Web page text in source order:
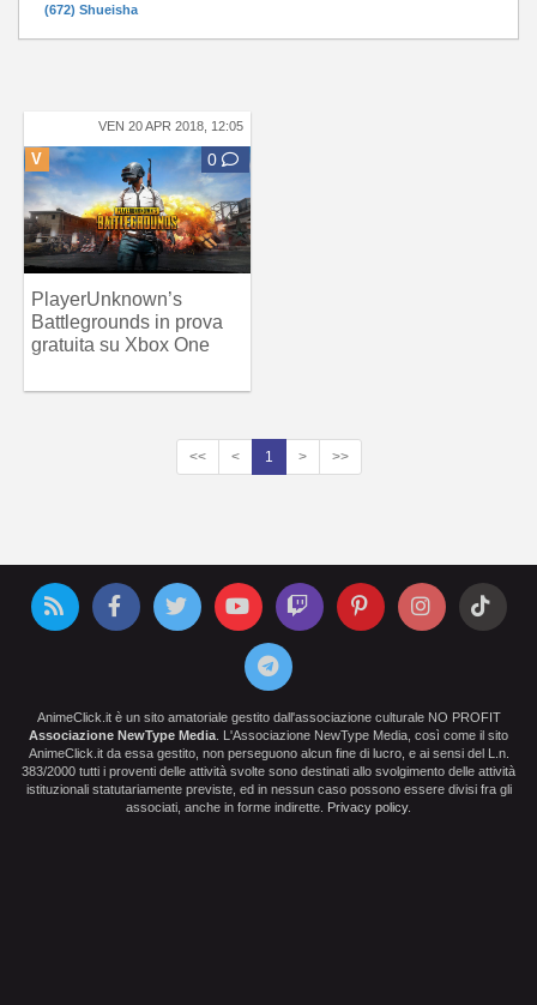
(672) Shueisha
VEN 20 APR 2018, 12:05
V 0
PlayerUnknown’s
Battlegrounds in prova
gratuita su Xbox One
<< < 1 > >>
AnimeClick.it è un sito amatoriale gestito dall'associazione culturale NO PROFIT
Associazione NewType Media . L'Associazione NewType Media, così come il sito
AnimeClick.it da essa gestito, non perseguono alcun fine di lucro, e ai sensi del L.n.
383/2000 tutti i proventi delle attività svolte sono destinati allo svolgimento delle attività
istituzionali statutariamente previste, ed in nessun caso possono essere divisi fra gli
associati, anche in forme indirette. Privacy policy.